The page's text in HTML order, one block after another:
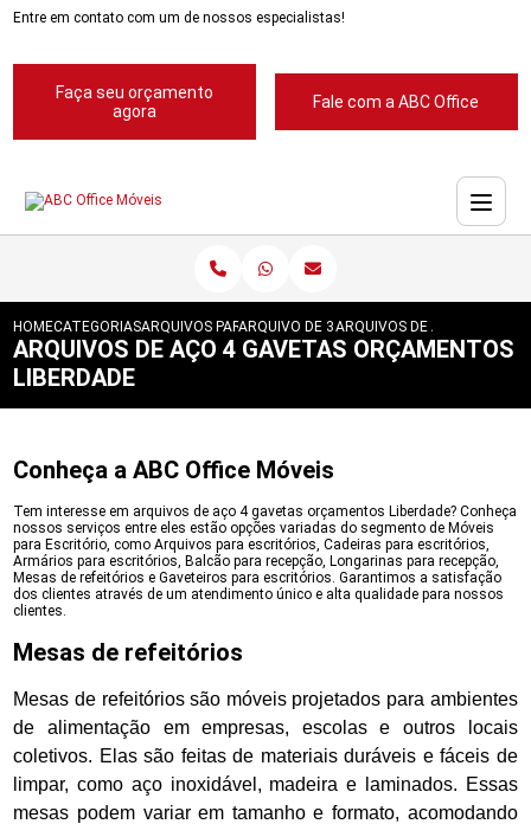
Entre em contato com um de nossos especialistas!
Faça seu orçamento
agora
Fale com a ABC Office
HOMECATEGORIASARQUIVOS PARA ESCRITORIOS
ARQUIVO DE 3 GAVETAS PARA
ARQUIVOS DE ACO 4
ARQUIVOS DE AÇO 4 GAVETAS ORÇAMENTOS
LIBERDADE
Conheça a ABC Office Móveis
Tem interesse em arquivos de aço 4 gavetas orçamentos Liberdade? Conheça
nossos serviços entre eles estão opções variadas do segmento de Móveis
para Escritório, como Arquivos para escritórios, Cadeiras para escritórios,
Armários para escritórios, Balcão para recepção, Longarinas para recepção,
Mesas de refeitórios e Gaveteiros para escritórios. Garantimos a satisfação
dos clientes através de um atendimento único e alta qualidade para nossos
clientes.
Mesas de refeitórios
Mesas de refeitórios são móveis projetados para ambientes
de alimentação em empresas, escolas e outros locais
coletivos. Elas são feitas de materiais duráveis e fáceis de
limpar, como aço inoxidável, madeira e laminados. Essas
mesas podem variar em tamanho e formato, acomodando